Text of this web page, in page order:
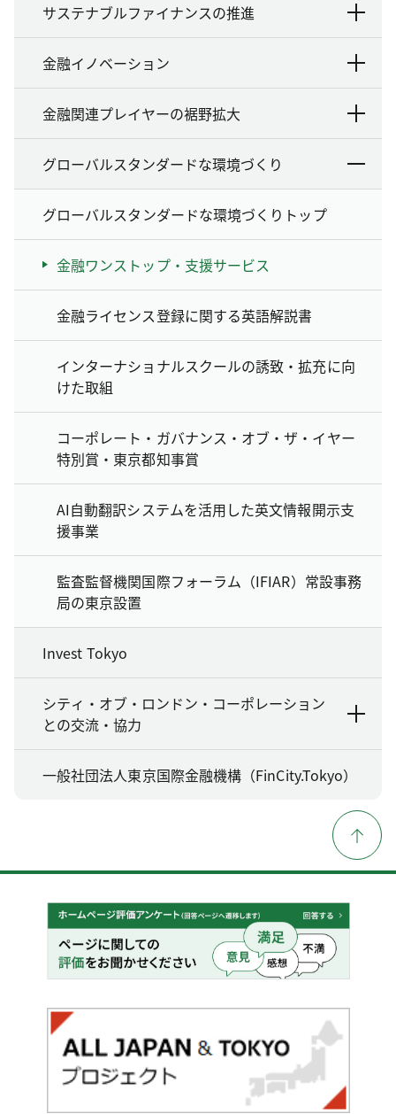
サステナブルファイナンスの推進
金融イノベーション
金融関連プレイヤーの裾野拡大
グローバルスタンダードな環境づくり
グローバルスタンダードな環境づくりトップ
金融ワンストップ・支援サービス
金融ライセンス登録に関する英語解説書
インターナショナルスクールの誘致・拡充に向
けた取組
コーポレート・ガバナンス・オブ・ザ・イヤー
特別賞・東京都知事賞
AI自動翻訳システムを活用した英文情報開示支
援事業
監査監督機関国際フォーラム（IFIAR）常設事務
局の東京設置
Invest Tokyo
シティ・オブ・ロンドン・コーポレーション
との交流・協力
一般社団法人東京国際金融機構（FinCity.Tokyo）